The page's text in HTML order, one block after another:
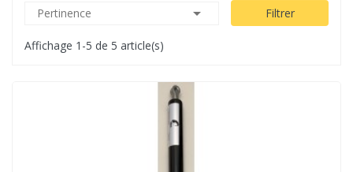
Pertinence  Filtrer
Affichage 1-5 de 5 article(s)